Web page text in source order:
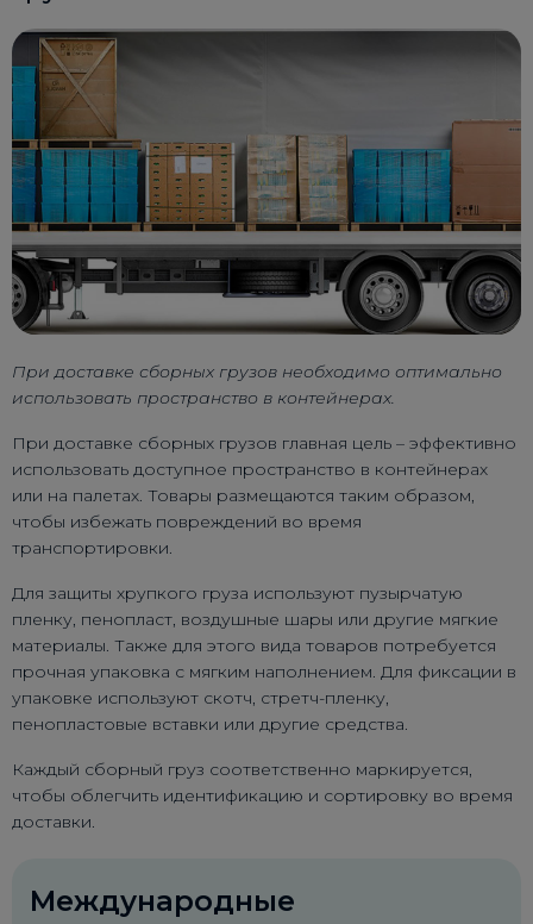
При доставке сборных грузов необходимо оптимально
использовать пространство в контейнерах.
При доставке сборных грузов главная цель – эффективно
использовать доступное пространство в контейнерах
или на палетах. Товары размещаются таким образом,
чтобы избежать повреждений во время
транспортировки.
Для защиты хрупкого груза используют пузырчатую
пленку, пенопласт, воздушные шары или другие мягкие
материалы. Также для этого вида товаров потребуется
прочная упаковка с мягким наполнением. Для фиксации в
упаковке используют скотч, стретч-пленку,
пенопластовые вставки или другие средства.
Каждый сборный груз соответственно маркируется,
чтобы облегчить идентификацию и сортировку во время
доставки.
Международные